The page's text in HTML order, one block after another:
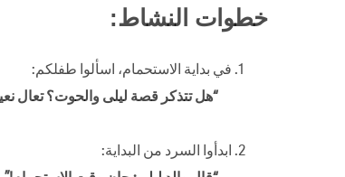
خطوات النشاط:
في بداية الاستحمام، اسألوا طفلكم:
“هل تتذكر قصة ليلى والحوت؟ تعال
ابدأوا السرد من البداية: